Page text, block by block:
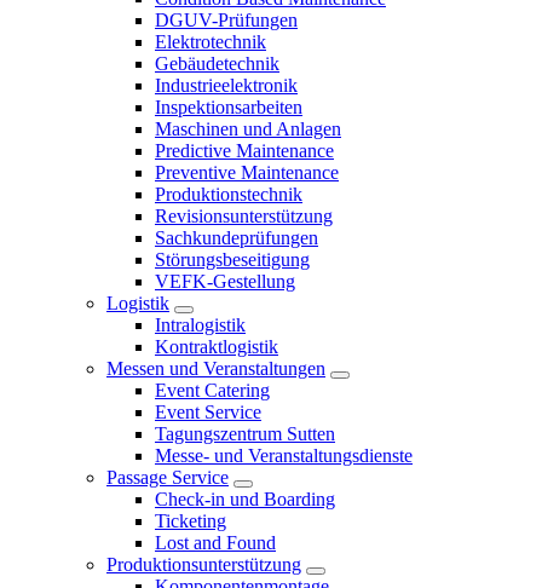
DGUV-Prüfungen
Elektrotechnik
Gebäudetechnik
Industrieelektronik
Inspektionsarbeiten
Maschinen und Anlagen
Predictive Maintenance
Preventive Maintenance
Produktionstechnik
Revisionsunterstützung
Sachkundeprüfungen
Störungsbeseitigung
VEFK-Gestellung
Logistik
Intralogistik
Kontraktlogistik
Messen und Veranstaltungen
Event Catering
Event Service
Tagungszentrum Sutten
Messe- und Veranstaltungsdienste
Passage Service
Check-in und Boarding
Ticketing
Lost and Found
Produktionsunterstützung